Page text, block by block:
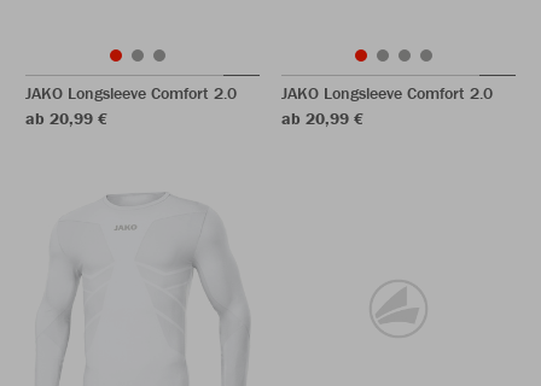
JAKO Longsleeve Comfort 2.0
ab 20,99 €
JAKO Longsleeve Comfort 2.0
ab 20,99 €